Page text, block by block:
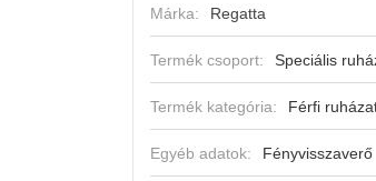
Márka: Regatta
Termék csoport: Speciális
Termék kategória: Férfi
Egyéb adatok: Fényvisszaverő